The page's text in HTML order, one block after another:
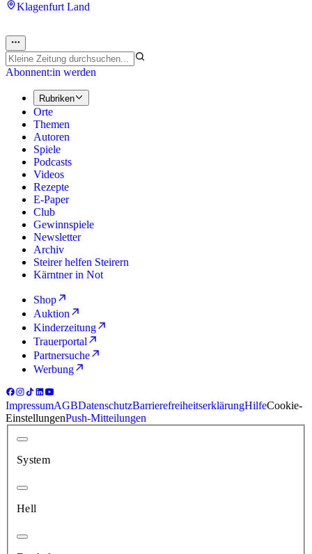
Klagenfurt Land
Abonnent:in werden
Rubriken
Orte
Themen
Autoren
Spiele
Podcasts
Videos
Rezepte
E-Paper
Club
Gewinnspiele
Newsletter
Archiv
Steirer helfen Steirern
Kärntner in Not
Shop
Auktion
Kinderzeitung
Trauerportal
Partnersuche
Werbung
ImpressumAGBDatenschutzBarrierefreiheitserklärungHilfeCookie-
EinstellungenPush-Mitteilungen
System
Hell